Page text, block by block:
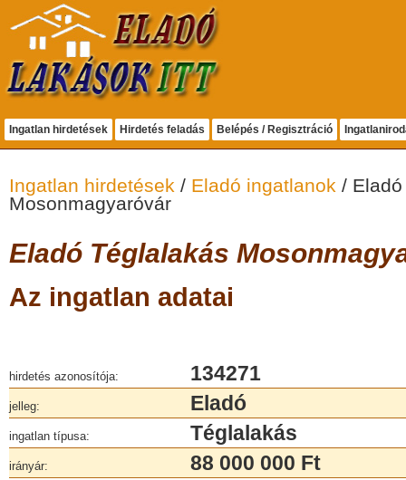
Ingatlan hirdetések Hirdetés feladás Belépés / Regisztráció
Ingatlan hirdetések / Eladó ingatlanok /
Mosonmagyaróvár
Eladó Téglalakás
Az ingatlan adatai
hirdetés azonosítója: 134271
jelleg: Eladó
ingatlan típusa: Téglalakás
irányár: 88 000 000 Ft